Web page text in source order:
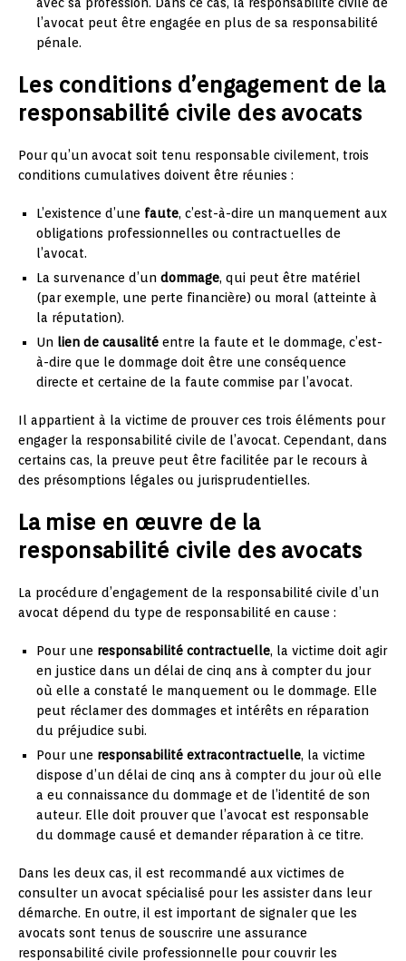
l’avocat peut être engagée en plus de sa responsabilité
pénale.
Les conditions d’engagement de la
responsabilité civile des avocats
Pour qu’un avocat soit tenu responsable civilement, trois
conditions cumulatives doivent être réunies :
L’existence d’une faute, c’est-à-dire un manquement aux
obligations professionnelles ou contractuelles de
l’avocat.
La survenance d’un dommage, qui peut être matériel
(par exemple, une perte financière) ou moral (atteinte à
la réputation).
Un lien de causalité entre la faute et le dommage, c’est-
à-dire que le dommage doit être une conséquence
directe et certaine de la faute commise par l’avocat.
Il appartient à la victime de prouver ces trois éléments pour
engager la responsabilité civile de l’avocat. Cependant, dans
certains cas, la preuve peut être facilitée par le recours à
des présomptions légales ou jurisprudentielles.
La mise en œuvre de la
responsabilité civile des avocats
La procédure d’engagement de la responsabilité civile d’un
avocat dépend du type de responsabilité en cause :
Pour une responsabilité contractuelle, la victime doit agir
en justice dans un délai de cinq ans à compter du jour
où elle a constaté le manquement ou le dommage. Elle
peut réclamer des dommages et intérêts en réparation
du préjudice subi.
Pour une responsabilité extracontractuelle, la victime
dispose d’un délai de cinq ans à compter du jour où elle
a eu connaissance du dommage et de l’identité de son
auteur. Elle doit prouver que l’avocat est responsable
du dommage causé et demander réparation à ce titre.
Dans les deux cas, il est recommandé aux victimes de
consulter un avocat spécialisé pour les assister dans leur
démarche. En outre, il est important de signaler que les
avocats sont tenus de souscrire une assurance
responsabilité civile professionnelle pour couvrir les